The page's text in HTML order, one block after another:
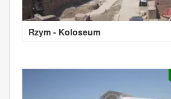
Rzym - Koloseum